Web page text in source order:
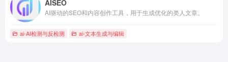
AISEO
AI驱动的SEO和内容创作工具，用于生成优化的类人文章。
ai-AI检测与反检测 ai-文本生成与编辑